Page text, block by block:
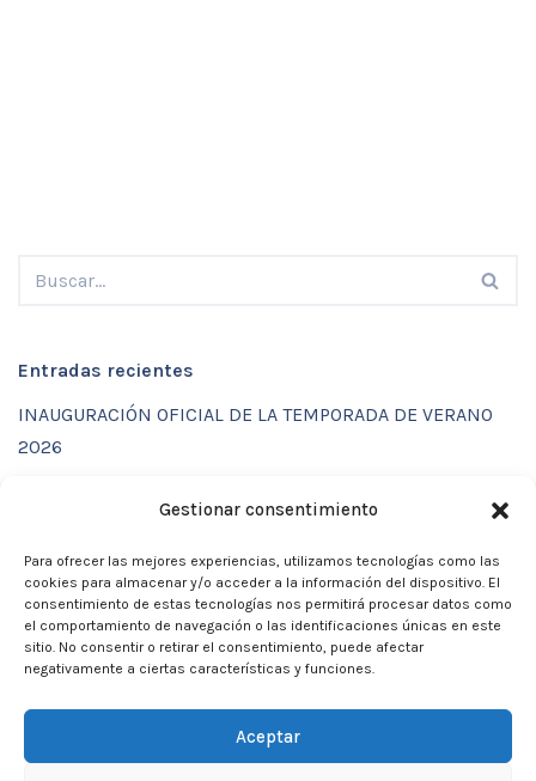
Gestionar consentimiento
Para ofrecer las mejores experiencias, utilizamos tecnologías como las
cookies para almacenar y/o acceder a la información del dispositivo. El
consentimiento de estas tecnologías nos permitirá procesar datos como
el comportamiento de navegación o las identificaciones únicas en este
sitio. No consentir o retirar el consentimiento, puede afectar
negativamente a ciertas características y funciones.
Aceptar
Entradas recientes
INAUGURACIÓN OFICIAL DE LA TEMPORADA DE VERANO
2026
CALENDARIO DE ACTIVIDADES VERANO 2026 – CLUB
MARTIA 86
ACTIVIDADES DE VERANO 2026